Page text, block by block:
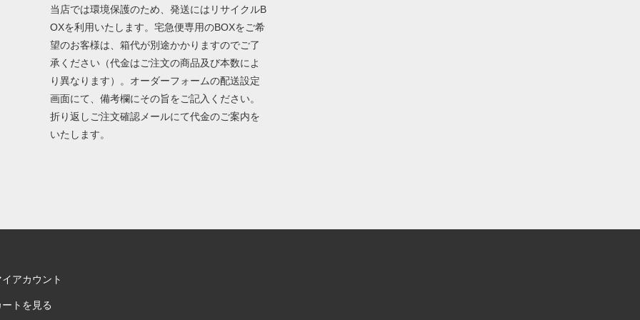
当店では環境保護のため、発送にはリサイクルB
OXを利用いたします。宅急便専用のBOXをご希
望のお客様は、箱代が別途かかりますのでご了
承ください（代金はご注文の商品及び本数によ
り異なります）。オーダーフォームの配送設定
画面にて、備考欄にその旨をご記入ください。
折り返しご注文確認メールにて代金のご案内を
いたします。
イアカウント
ートを見る